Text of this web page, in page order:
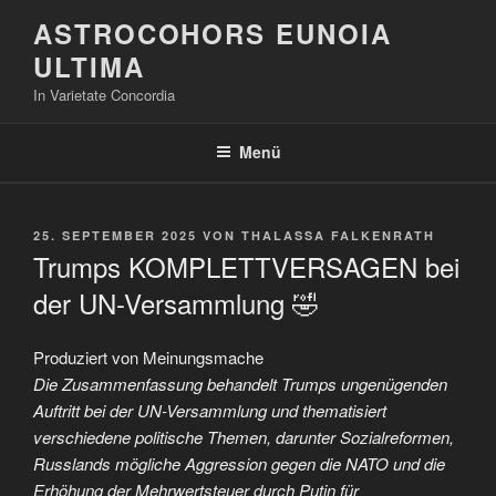
Inhalt
springen
ASTROCOHORS EUNOIA
ULTIMA
In Varietate Concordia
Menü
VERÖFFENTLICHT
25. SEPTEMBER 2025 VON THALASSA FALKENRATH
Trumps KOMPLETTVERSAGEN bei
der UN-Versammlung 🤣
Produziert von Meinungsmache
Die Zusammenfassung behandelt Trumps ungenügenden
Auftritt bei der UN-Versammlung und thematisiert
verschiedene politische Themen, darunter Sozialreformen,
Russlands mögliche Aggression gegen die NATO und die
Erhöhung der Mehrwertsteuer durch Putin für